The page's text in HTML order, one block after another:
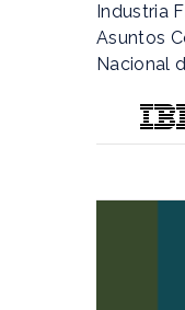
Industria
Asuntos
Nacional